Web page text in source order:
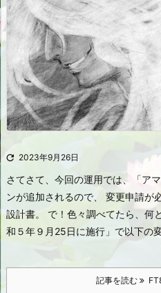
 2023年9月26日
さてさて、今回の運用では、「ア
ンが追加されるので、 変更申請が
設計書。 で！色々調べてたら、何
和５年９月25日に施行」で以下の
記事を読む